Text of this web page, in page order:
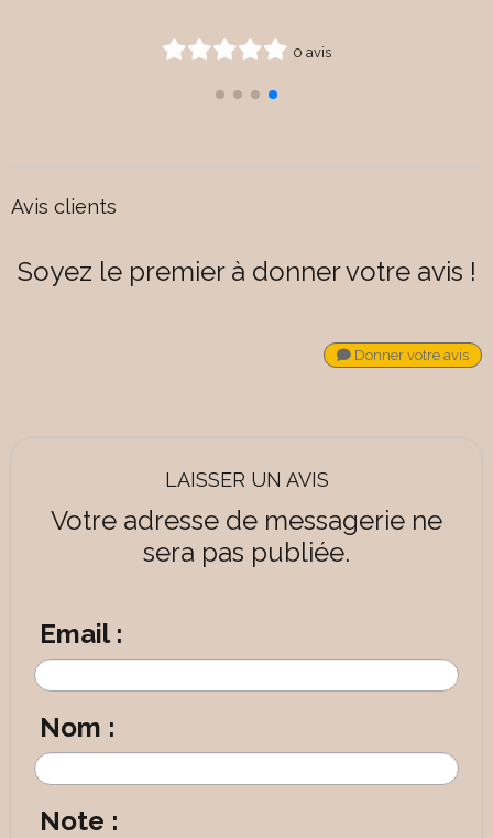
Avis clients
Soyez le premier à donner votre avis !
Donner votre avis
LAISSER UN AVIS
Votre adresse de messagerie ne
sera pas publiée.
Email :
Nom :
Note :